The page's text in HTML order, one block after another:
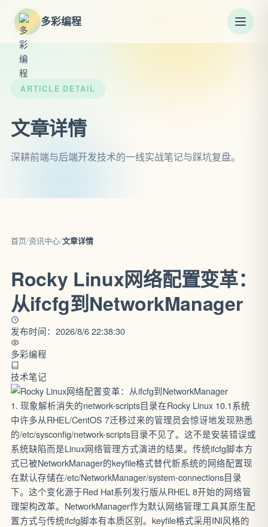
多彩编程
ARTICLE DETAIL
文章详情
深耕前端与后端开发技术的一线实战笔记与踩坑复盘。
首页/资讯中心/文章详情
Rocky Linux网络配置变革：
从ifcfg到NetworkManager
发布时间：2026/8/6 22:38:30
多彩编程
技术笔记
1. 现象解析消失的network-scripts目录在Rocky Linux 10.1系统
中许多从RHEL/CentOS 7迁移过来的管理员会惊讶地发现熟悉
的/etc/sysconfig/network-scripts目录不见了。这不是安装错误或
系统缺陷而是Linux网络管理方式演进的结果。传统ifcfg脚本方
式已被NetworkManager的keyfile格式替代新系统的网络配置现
在默认存储在/etc/NetworkManager/system-connections目录
下。这个变化源于Red Hat系列发行版从RHEL 8开始的网络管
理架构改革。NetworkManager作为默认网络管理工具其原生配
置方式与传统ifcfg脚本有本质区别。keyfile格式采用INI风格的